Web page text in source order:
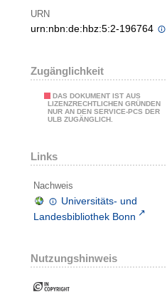
URN
urn:nbn:de:hbz:5:2-196764
Zugänglichkeit
DAS DOKUMENT IST AUS
LIZENZRECHTLICHEN GRÜNDEN
NUR AN DEN SERVICE-PCS DER
ULB ZUGÄNGLICH.
Links
Nachweis
Universitäts- und
Landesbibliothek Bonn
Nutzungshinweis